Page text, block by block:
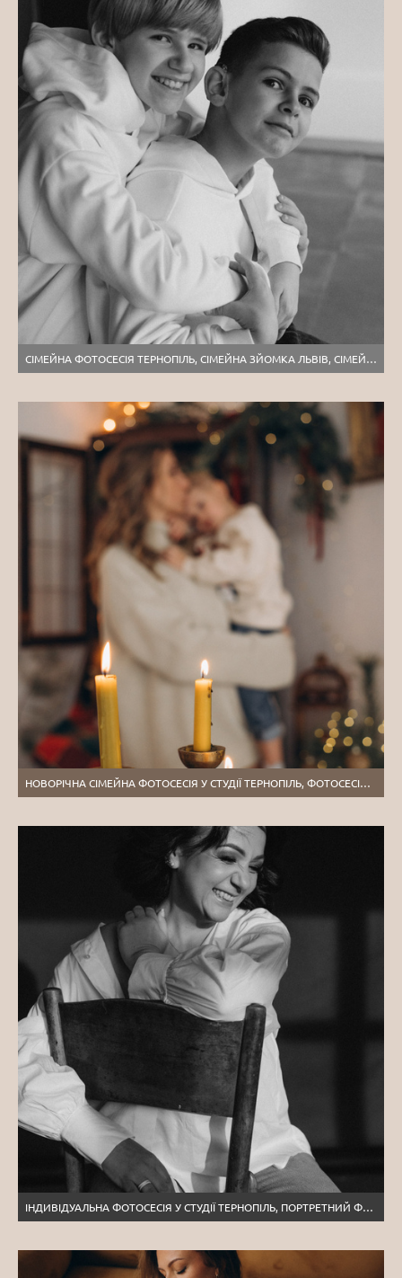
СІМЕЙНА ФОТОСЕСІЯ ТЕРНОПІЛЬ, СІМЕЙНА ЗЙОМКА ЛЬВІВ, СІМЕЙНИЙ ФОТОГРАФ ТЕРНОПІЛЬ
НОВОРІЧНА СІМЕЙНА ФОТОСЕСІЯ У СТУДІЇ ТЕРНОПІЛЬ, ФОТОСЕСІЯ МАМИ ТА ДИТИНИ, СІМЕЙНИЙ ФОТОГРАФ ТЕРНОПІЛЬ, НОВОРІЧНА ЗЙОМКА
ІНДИВІДУАЛЬНА ФОТОСЕСІЯ У СТУДІЇ ТЕРНОПІЛЬ, ПОРТРЕТНИЙ ФОТОГРАФ ТЕРНОПІЛЬ, ПОРТРЕТНА ЗЙОМКА